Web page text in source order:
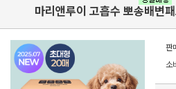
마리앤루이 고흡수 뽀송배변
판
소